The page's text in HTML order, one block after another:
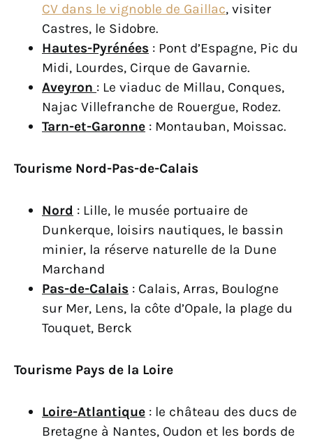
CV dans le vignoble de Gaillac, visiter
Castres, le Sidobre.
Hautes-Pyrénées : Pont d’Espagne, Pic du
Midi, Lourdes, Cirque de Gavarnie.
Aveyron : Le viaduc de Millau, Conques,
Najac Villefranche de Rouergue, Rodez.
Tarn-et-Garonne : Montauban, Moissac.
Tourisme Nord-Pas-de-Calais
Nord : Lille, le musée portuaire de
Dunkerque, loisirs nautiques, le bassin
minier, la réserve naturelle de la Dune
Marchand
Pas-de-Calais : Calais, Arras, Boulogne
sur Mer, Lens, la côte d’Opale, la plage du
Touquet, Berck
Tourisme Pays de la Loire
Loire-Atlantique : le château des ducs de
Bretagne à Nantes, Oudon et les bords de